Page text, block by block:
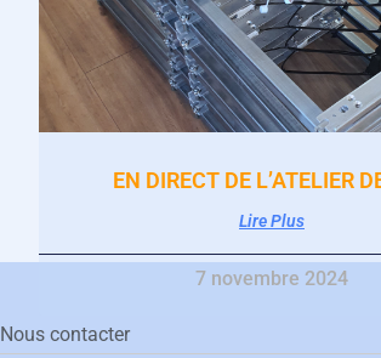
EN DIRECT DE L’ATELIER
Lire Plus
7 novembre 2024
Nous contacter